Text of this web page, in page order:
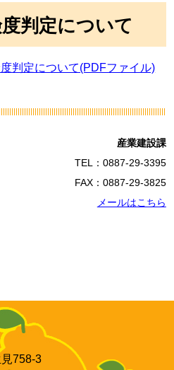
判定について
判定について(PDFファイル)
産業建設課
TEL：0887-29-3395
FAX：0887-29-3825
メールはこちら
758-3